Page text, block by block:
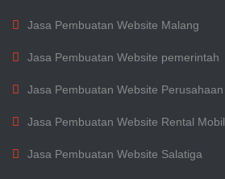
Jasa Pembuatan Website Malang
Jasa Pembuatan Website pemerintah
Jasa Pembuatan Website Perusahaan
Jasa Pembuatan Website Rental Mobil
Jasa Pembuatan Website Salatiga